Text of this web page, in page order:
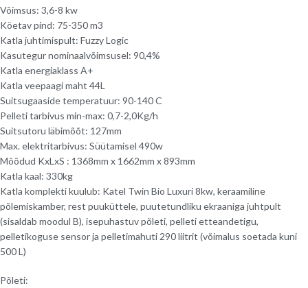
Võimsus: 3,6-8 kw
Köetav pind: 75-350 m3
Katla juhtimispult: Fuzzy Logic
Kasutegur nominaalvõimsusel: 90,4%
Katla energiaklass A+
Katla veepaagi maht 44L
Suitsugaaside temperatuur: 90-140 C
Pelleti tarbivus min-max: 0,7-2,0Kg/h
Suitsutoru läbimõõt: 127mm
Max. elektritarbivus: Süütamisel 490w
Mõõdud KxLxS : 1368mm x 1662mm x 893mm
Katla kaal: 330kg
Katla komplekti kuulub: Katel Twin Bio Luxuri 8kw, keraamiline
põlemiskamber, rest puuküttele, puutetundliku ekraaniga juhtpult
(sisaldab moodul B), isepuhastuv põleti, pelleti etteandetigu,
pelletikoguse sensor ja pelletimahuti 290 liitrit (võimalus soetada kuni
500 L)
Põleti: